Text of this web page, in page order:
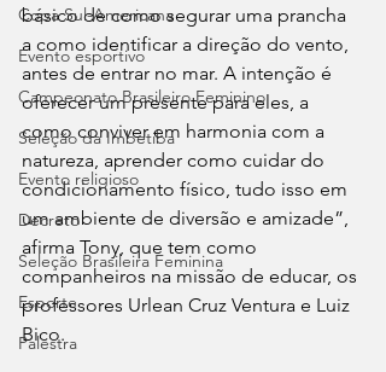
Copa Sul-Americana
Evento esportivo
Campeonato Brasileiro Feminino
Seleção da Imbetiba
Evento religioso
Decreto
Seleção Brasileira Feminina
Esporte
Palestra
básico de como segurar uma prancha
a como identificar a direção do vento,
antes de entrar no mar. A intenção é
oferecer um presente para eles, a
como conviver em harmonia com a
natureza, aprender como cuidar do
condicionamento físico, tudo isso em
um ambiente de diversão e amizade”,
afirma Tony, que tem como
companheiros na missão de educar, os
professores Urlean Cruz Ventura e Luiz
Bico.